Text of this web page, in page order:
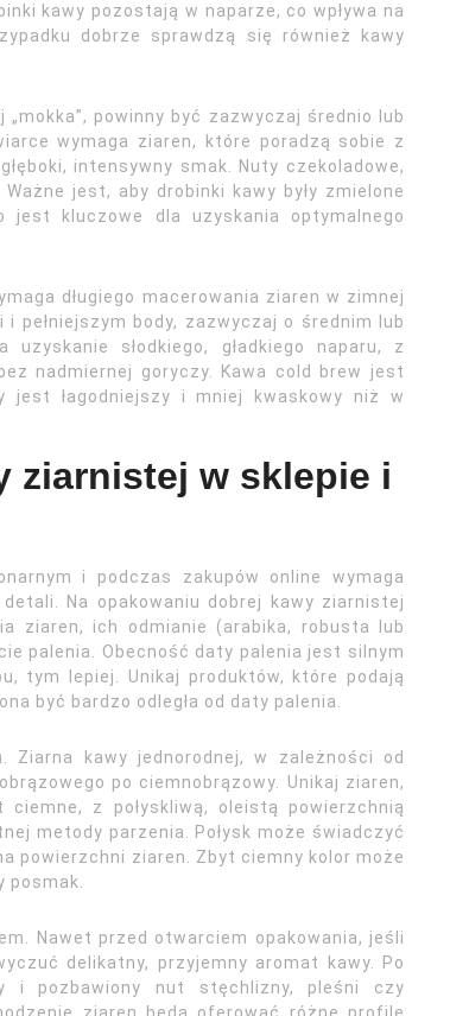
kawy pozostają w naparze, co wpływa na
dobrze sprawdzą się również kawy
powinny być zazwyczaj średnio lub
wymaga ziaren, które poradzą sobie z
intensywny smak. Nuty czekoladowe,
jest, aby drobinki kawy były zmielone
jest kluczowe dla uzyskania optymalnego
długiego macerowania ziaren w zimnej
pełniejszym body, zazwyczaj o średnim lub
słodkiego, gładkiego naparu, z
nadmiernej goryczy. Kawa cold brew jest
jest łagodniejszy i mniej kwaskowy niż w
ziarnistej w sklepie i
i podczas zakupów online wymaga
Na opakowaniu dobrej kawy ziarnistej
ziaren, ich odmianie (arabika, robusta lub
palenia. Obecność daty palenia jest silnym
tym lepiej. Unikaj produktów, które podają
być bardzo odległa od daty palenia.
Ziarna kawy jednorodnej, w zależności od
po ciemnobrązowy. Unikaj ziaren,
z połyskliwą, oleistą powierzchnią
metody parzenia. Połysk może świadczyć
powierzchni ziaren. Zbyt ciemny kolor może
Nawet przed otwarciem opakowania, jeśli
delikatny, przyjemny aromat kawy. Po
i pozbawiony nut stęchlizny, pleśni czy